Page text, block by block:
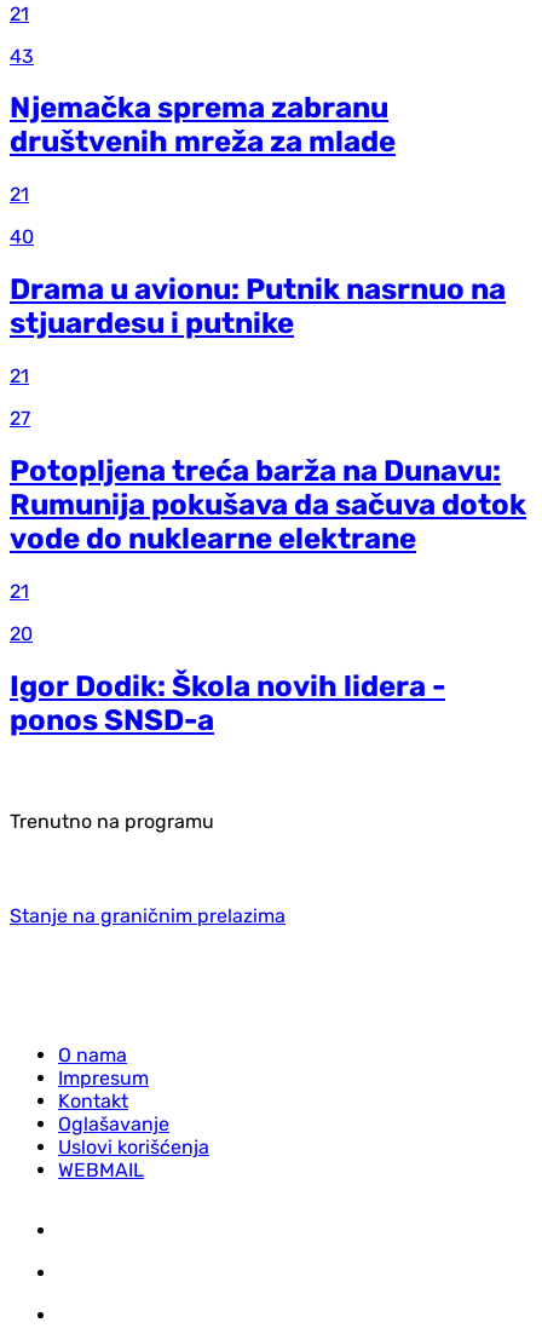
21
43
Njemačka sprema zabranu
društvenih mreža za mlade
21
40
Drama u avionu: Putnik nasrnuo na
stjuardesu i putnike
21
27
Potopljena treća barža na Dunavu:
Rumunija pokušava da sačuva dotok
vode do nuklearne elektrane
21
20
Igor Dodik: Škola novih lidera -
ponos SNSD-a
Trenutno na programu
Stanje na graničnim prelazima
O nama
Impresum
Kontakt
Oglašavanje
Uslovi korišćenja
WEBMAIL